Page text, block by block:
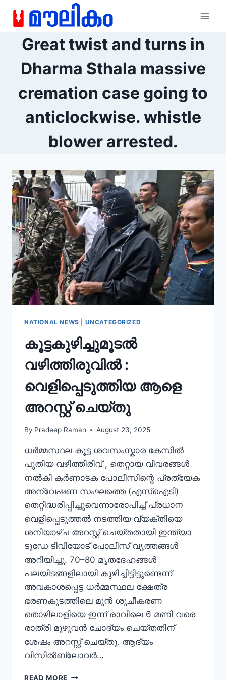
Great twist and turns in
Dharma Sthala massive
cremation case going to
anticlockwise. whistle
blower arrested.
NATIONAL NEWS UNCATEGORIZED
കൂട്ടകുഴിച്ചുമൂടൽ
വഴിത്തിരുവിൽ :
വെളിപ്പെടുത്തിയ ആളെ
അറസ്റ്റ് ചെയ്തു
By Pradeep Raman August 23, 2025
ധർമ്മസ്ഥല കൂട്ട ശവസംസ്കാര കേസിൽ
പുതിയ വഴിത്തിരിവ് , തെറ്റായ വിവരങ്ങൾ
നൽകി കർണാടക പോലീസിന്റെ പ്രത്യേക
അന്വേഷണ സംഘത്തെ (എസ്‌ഐടി)
തെറ്റിദ്ധരിപ്പിച്ചുവെന്നാരോപിച്ച് പ്രധാന
വെളിപ്പെടുത്തൽ നടത്തിയ വ്യക്തിയെ
ശനിയാഴ്ച അറസ്റ്റ് ചെയ്തതായി ഇന്ത്യാ
ടുഡേ ടിവിയോട് പോലീസ് വൃത്തങ്ങൾ
അറിയിച്ചു. 70–80 മൃതദേഹങ്ങൾ
പലയിടങ്ങളിലായി കുഴിച്ചിട്ടിട്ടുണ്ടെന്ന്
അവകാശപ്പെട്ട ധർമ്മസ്ഥല ക്ഷേത്ര
ഭരണകൂടത്തിലെ മുൻ ശുചീകരണ
തൊഴിലാളിയെ ഇന്ന് രാവിലെ 6 മണി വരെ
രാത്രി മുഴുവൻ ചോദ്യം ചെയ്തതിന്
ശേഷം അറസ്റ്റ് ചെയ്തു. ആദ്യം
വിസിൽബ്ലോവർ…
READ MORE